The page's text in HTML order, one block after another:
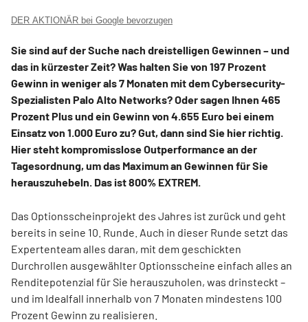
DER AKTIONÄR bei Google bevorzugen
Sie sind auf der Suche nach dreistelligen Gewinnen – und
das in kürzester Zeit? Was halten Sie von 197 Prozent
Gewinn in weniger als 7 Monaten mit dem Cybersecurity-
Spezialisten Palo Alto Networks? Oder sagen Ihnen 465
Prozent Plus und ein Gewinn von 4.655 Euro bei einem
Einsatz von 1.000 Euro zu? Gut, dann sind Sie hier richtig.
Hier steht kompromisslose Outperformance an der
Tagesordnung, um das Maximum an Gewinnen für Sie
herauszuhebeln. Das ist 800% EXTREM.
Das Optionsscheinprojekt des Jahres ist zurück und geht
bereits in seine 10. Runde. Auch in dieser Runde setzt das
Expertenteam alles daran, mit dem geschickten
Durchrollen ausgewählter Optionsscheine einfach alles an
Renditepotenzial für Sie herauszuholen, was drinsteckt –
und im Idealfall innerhalb von 7 Monaten mindestens 100
Prozent Gewinn zu realisieren.